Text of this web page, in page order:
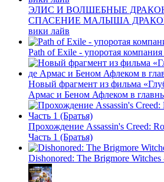
ЭЛИС И ВОЛШЕБНЫЕ
СПАСЕНИЕ МАЛЫША
вики лайв
Path of Exile - упоротая
Новый фрагмент из фильма
Армас и Беном Афлеком в
Прохождение Assassin's Creed:
Часть 1 (Братья)
Dishonored: The Brigmore